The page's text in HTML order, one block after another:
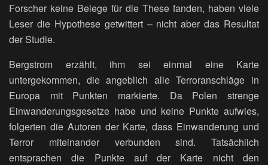
Forscher keine Belege für die These fanden, haben viele
Leser die Hypothese getwittert – nicht aber das Resultat
der Studie.
Bergstrom erzählt, ihm sei einmal eine Karte
untergekommen, die angeblich alle Terroranschläge in
Europa mit Punkten markierte. Da Polen strenge
Einwanderungsgesetze habe und keine Punkte aufwies,
folgerten die Autoren der Karte, dass Einwanderung und
Terror miteinander verbunden sind. Tatsächlich
entsprachen die Punkte auf der Karte nicht den